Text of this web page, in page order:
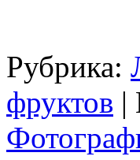
Рубрика:
фруктов |